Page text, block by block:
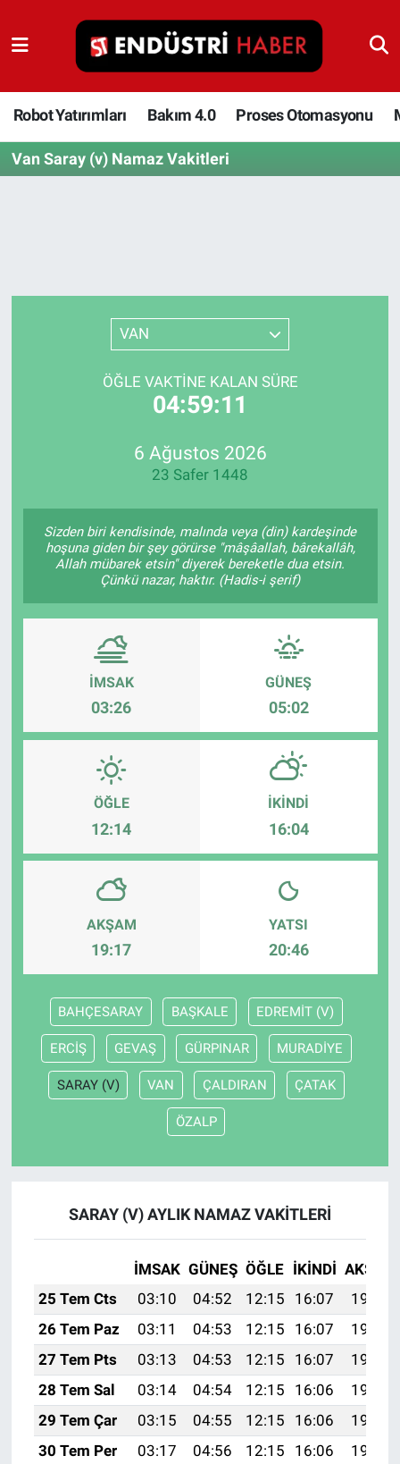
Robot Yatırımları Bakım 4.0 Proses Otomasyonu
Van Saray (v) Namaz Vakitleri
VAN
ÖĞLE VAKTINE KALAN SÜRE
04:59:11
6 Ağustos 2026
23 Safer 1448
Sizden biri kendisinde, malında veya (din) kardeşinde
hoşuna giden bir şey görürse "mâşâallah, bârekallâh,
Allah mübarek etsin" diyerek bereketle dua etsin.
Çünkü nazar, haktır. (Hadis-i şerif)
İMSAK
03:26
GÜNEŞ
05:02
ÖĞLE
12:14
İKINDI
16:04
AKŞAM
19:17
YATSI
20:46
BAHÇESARAY BAŞKALE EDREMİT (V)
ERCİŞ GEVAŞ GÜRPINAR MURADİYE
SARAY (V) VAN ÇALDIRAN ÇATAK
ÖZALP
SARAY (V) AYLIK NAMAZ VAKITLERI
İMSAK GÜNEŞ ÖĞLE İKINDI AKŞAM
25 Tem Cts
03:10 04:52 12:15 16:07
19:28
26 Tem Paz
03:11 04:53 12:15 16:07
19:27
27 Tem Pts
03:13 04:53 12:15 16:07
19:27
28 Tem Sal
03:14 04:54 12:15 16:06
19:26
29 Tem Çar
03:15 04:55 12:15 16:06
19:25
30 Tem Per
03:17 04:56 12:15 16:06
19:24
Robot Yatırımları
Bakım 4.0
Proses Otomasyonu
Depolama Çözümleri
İnşaat ve Malzeme
HaberOrtak
Enerjisini Üreten Fabrikalar
Endüstri 4.0 Uygulamaları
Ağır Sanayi Çözümleri